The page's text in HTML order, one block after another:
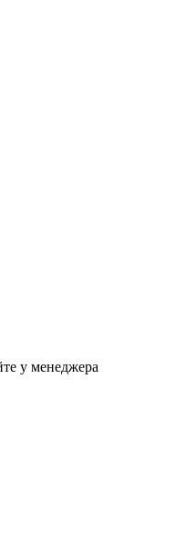
у менеджера